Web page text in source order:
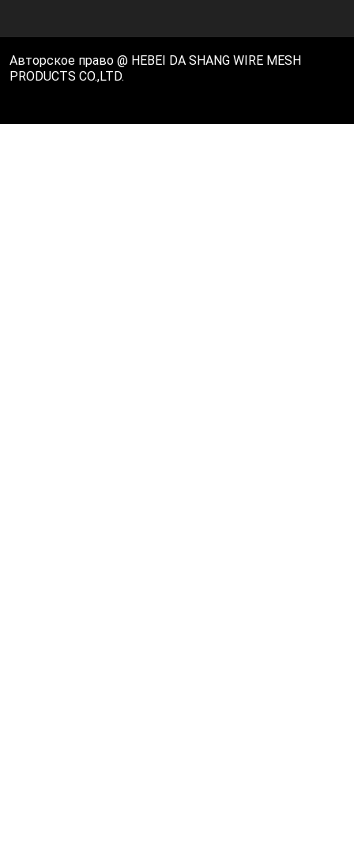
Авторское право @ HEBEI DA SHANG WIRE MESH
PRODUCTS CO.,LTD.